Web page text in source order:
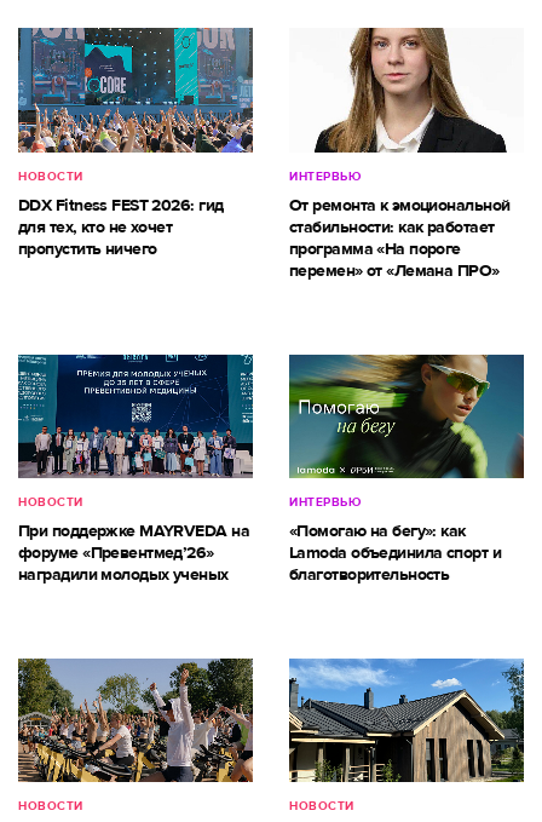
НОВОСТИ
DDX Fitness FEST 2026: гид
для тех, кто не хочет
пропустить ничего
ИНТЕРВЬЮ
От ремонта к эмоциональной
стабильности: как работает
программа «На пороге
перемен» от «Лемана ПРО»
НОВОСТИ
При поддержке MAYRVEDA на
форуме «Превентмед’26»
наградили молодых ученых
ИНТЕРВЬЮ
«Помогаю на бегу»: как
Lamoda объединила спорт и
благотворительность
НОВОСТИ НОВОСТИ